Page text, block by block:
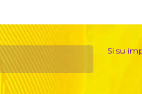
Si su